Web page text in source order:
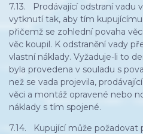
7.13. Prodávající odstraní vadu
vytknutí tak, aby tím
přičemž se zohlední povaha
věc koupil. K odstranění vady
vlastní náklady. Vyžaduje-li to
byla provedena v souladu s
než se vada projevila,
věci a montáž opravené nebo
náklady s tím spojené.
7.14. Kupující může požadovat